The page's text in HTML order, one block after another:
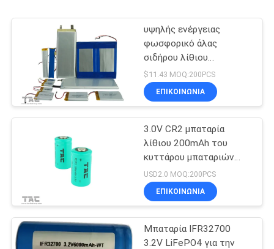
υψηλής ενέργειας
φωσφορικό άλας
σιδήρου λίθιου
πυκνότητας
11585135Fe 10Ah
μπαταριών 3.2V LifeP04
$11.43 MOQ:200PCS
ΕΠΙΚΟΙΝΩΝΊΑ
3.0V CR2 μπαταρία
λίθιου 200mAh του
κυττάρου μπαταριών
LiFePO4 για τη
μεσημβρινή μάνδρα
USD2.0 MOQ:200PCS
ΕΠΙΚΟΙΝΩΝΊΑ
Μπαταρία IFR32700
3.2V LiFePO4 για την